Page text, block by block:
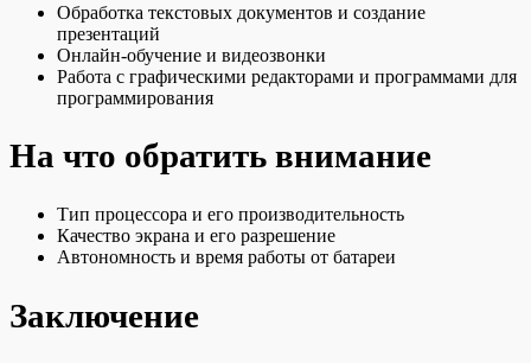
Обработка текстовых документов и создание
презентаций
Онлайн-обучение и видеозвонки
Работа с графическими редакторами и программами для
программирования
На что обратить внимание
Тип процессора и его производительность
Качество экрана и его разрешение
Автономность и время работы от батареи
Заключение